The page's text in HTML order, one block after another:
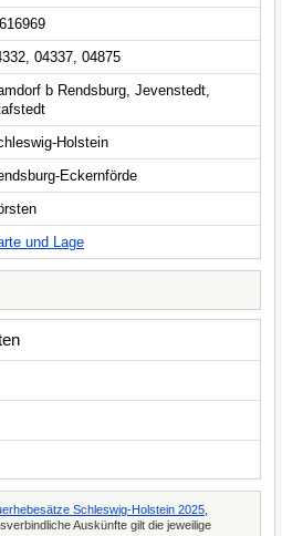
04337, 04875
b Rendsburg, Jevenstedt,
Holstein
Eckernförde
und Lage
Schleswig-Holstein 2025
Auskünfte gilt die jeweilige